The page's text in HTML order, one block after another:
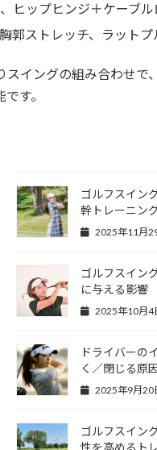
ヒップヒンジ＋ケーブ
郭ストレッチ、ラットプ
イングの組み合わせで
す。
ゴルフスイン
幹トレーニン
2025年11月
ゴルフスイン
に与える影響
2025年10月4
ドライバーの
く／閉じる原
2025年9月20
ゴルフスイン
性を高めるト